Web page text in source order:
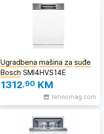
Ugradbena mašina za suđe
Bosch SMI4HVS14E
1312,90 KM
tehnomag.com